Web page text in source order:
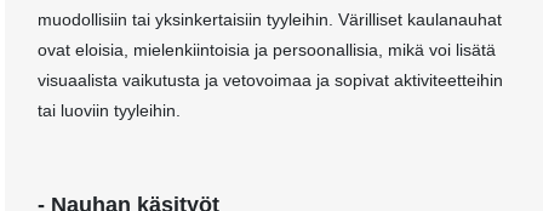
muodollisiin tai yksinkertaisiin tyyleihin. Värilliset kaulanauhat
ovat eloisia, mielenkiintoisia ja persoonallisia, mikä voi lisätä
visuaalista vaikutusta ja vetovoimaa ja sopivat aktiviteetteihin
tai luoviin tyyleihin.
- Nauhan käsityöt